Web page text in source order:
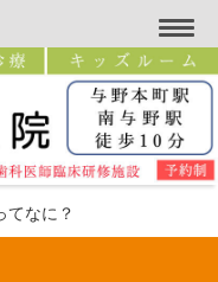
てなに？